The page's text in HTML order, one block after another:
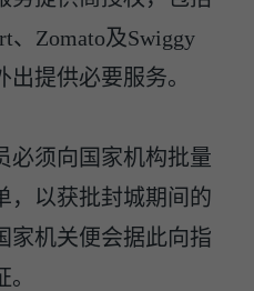
、Zomato及Swiggy
提供必要服务。
必须向国家机构批量
，以获批封城期间的
家机关便会据此向指